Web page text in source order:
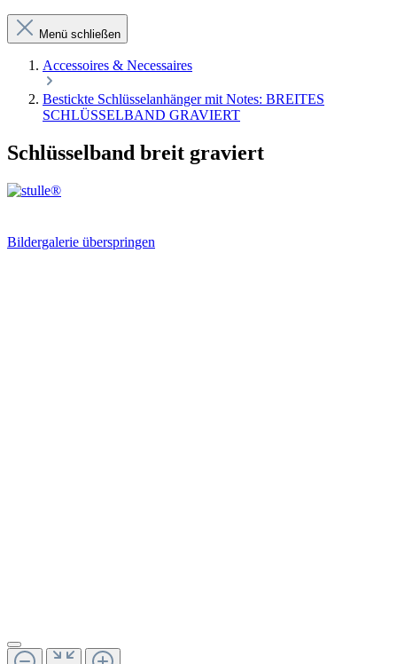
Menü schließen
Accessoires & Necessaires
Bestickte Schlüsselanhänger mit Notes: BREITES
SCHLÜSSELBAND GRAVIERT
Schlüsselband breit graviert
Bildergalerie überspringen